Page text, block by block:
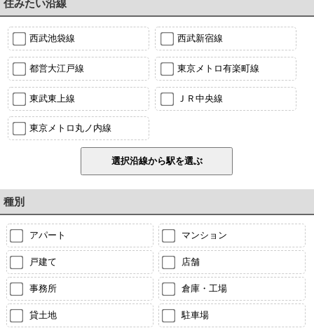
住みたい沿線
西武池袋線 西武新宿線
都営大江戸線 東京メトロ有楽町線
東武東上線 ＪＲ中央線
東京メトロ丸ノ内線
種別
アパート マンション
戸建て 店舗
事務所 倉庫・工場
貸土地 駐車場